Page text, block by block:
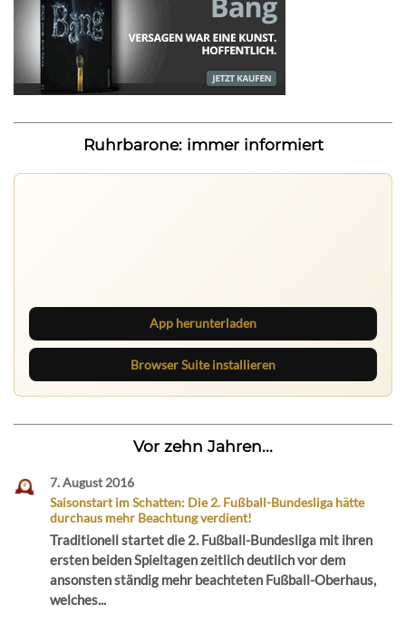
Ruhrbarone: immer informiert
App herunterladen
Browser Suite installieren
Vor zehn Jahren...
7. August 2016
Saisonstart im Schatten: Die 2. Fußball-Bundesliga hätte
durchaus mehr Beachtung verdient!
Traditionell startet die 2. Fußball-Bundesliga mit ihren
ersten beiden Spieltagen zeitlich deutlich vor dem
ansonsten ständig mehr beachteten Fußball-Oberhaus,
welches...